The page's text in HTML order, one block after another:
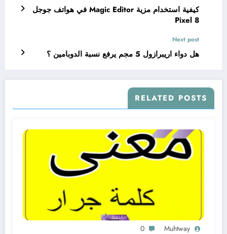
كيفية استخدام مزية Magic Editor في هواتف جوجل
Pixel 8
Next post
هل دواء اريبرازول 5 مجم يرفع نسبة الدوبامين ؟
RELATED POSTS
Muhtway
0